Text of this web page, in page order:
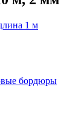
1 м
бордюры